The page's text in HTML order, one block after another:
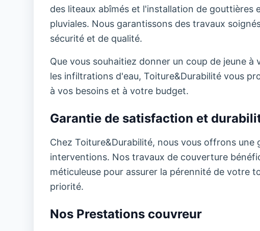
des liteaux abîmés et l'installation de gouttières
pluviales. Nous garantissons des travaux
sécurité et de qualité.
Que vous souhaitiez donner un coup de jeune
les infiltrations d'eau, Toiture&Durabilité vous
à vos besoins et à votre budget.
Garantie de satisfaction et
Chez Toiture&Durabilité, nous vous offrons
interventions. Nos travaux de couverture
méticuleuse pour assurer la pérennité de votre
priorité.
Nos Prestations couvreur